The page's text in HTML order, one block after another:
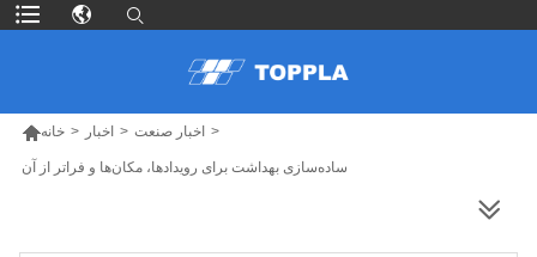
خانه > اخبار > اخبار صنعت >
ساده‌سازی بهداشت برای رویدادها، مکان‌ها و فراتر از آن